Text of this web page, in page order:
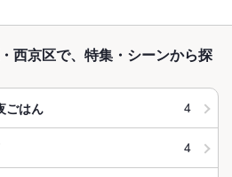
西京区で、特集・シーンから探
ごはん 4
4